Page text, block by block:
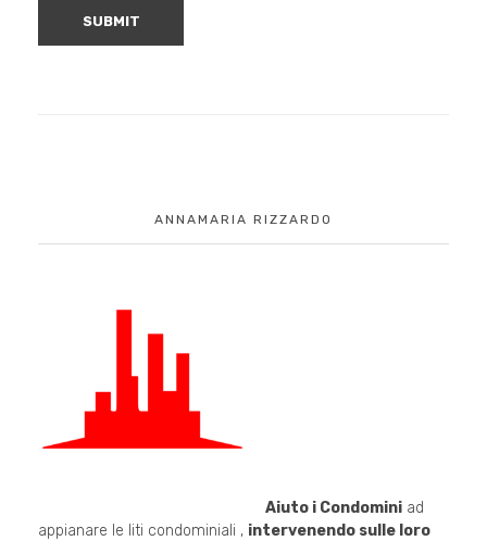
ANNAMARIA RIZZARDO
Aiuto i Condominiad
appianare le liti condominiali , intervenendo sulle loro